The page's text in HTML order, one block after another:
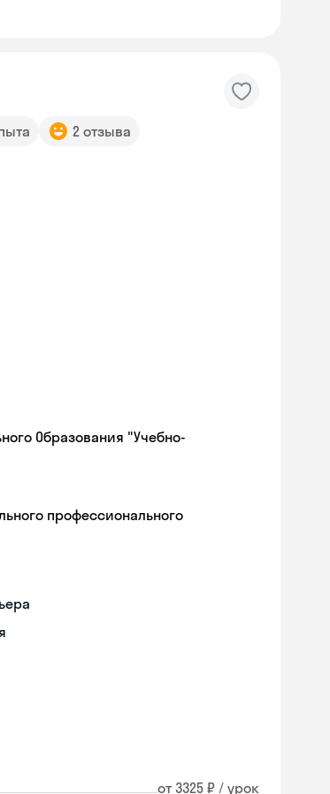
2 отзыва
Образования "Учебно-
профессионального
от 3325 ₽ / урок